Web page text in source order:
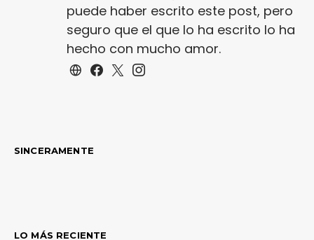
puede haber escrito este post, pero
seguro que el que lo ha escrito lo ha
hecho con mucho amor.
SINCERAMENTE
LO MÁS RECIENTE